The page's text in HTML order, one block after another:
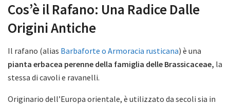
Cos’è il Rafano: Una Radice Dalle
Origini Antiche
Il rafano (alias Barbaforte o Armoracia rusticana) è una
pianta erbacea perenne della famiglia delle Brassicaceae, la
stessa di cavoli e ravanelli.
Originario dell’Europa orientale, è utilizzato da secoli sia in